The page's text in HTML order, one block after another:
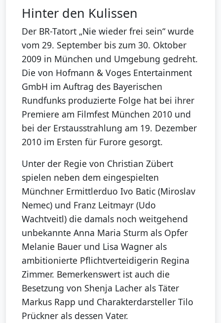
Hinter den Kulissen
Der BR-Tatort „Nie wieder frei sein“ wurde
vom 29. September bis zum 30. Oktober
2009 in München und Umgebung gedreht.
Die von Hofmann & Voges Entertainment
GmbH im Auftrag des Bayerischen
Rundfunks produzierte Folge hat bei ihrer
Premiere am Filmfest München 2010 und
bei der Erstausstrahlung am 19. Dezember
2010 im Ersten für Furore gesorgt.
Unter der Regie von Christian Zübert
spielen neben dem eingespielten
Münchner Ermittlerduo Ivo Batic (Miroslav
Nemec) und Franz Leitmayr (Udo
Wachtveitl) die damals noch weitgehend
unbekannte Anna Maria Sturm als Opfer
Melanie Bauer und Lisa Wagner als
ambitionierte Pflichtverteidigerin Regina
Zimmer. Bemerkenswert ist auch die
Besetzung von Shenja Lacher als Täter
Markus Rapp und Charakterdarsteller Tilo
Prückner als dessen Vater.